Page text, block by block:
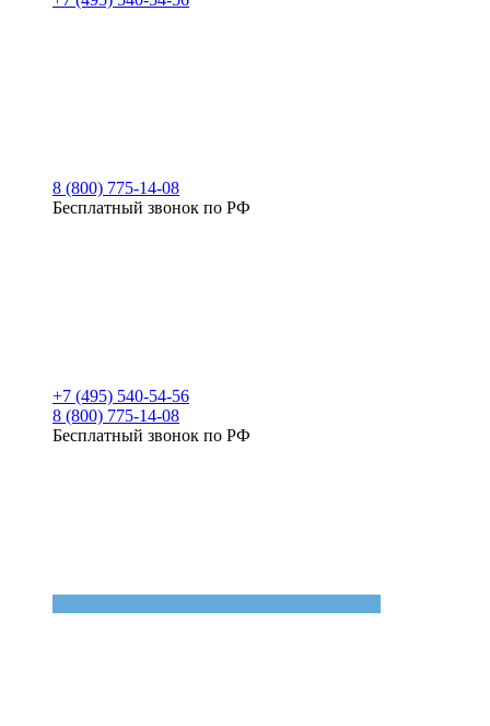
8 (800) 775-14-08
Бесплатный звонок по РФ
+7 (495) 540-54-56
8 (800) 775-14-08
Бесплатный звонок по РФ